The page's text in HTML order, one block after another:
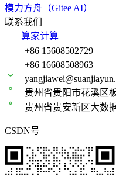
模力方舟（Gitee AI）
联系我们
算家计算
+86 15608502729
+86 16608508963
贵州省贵阳市花溪区
贵州省贵安新区大数
CSDN号